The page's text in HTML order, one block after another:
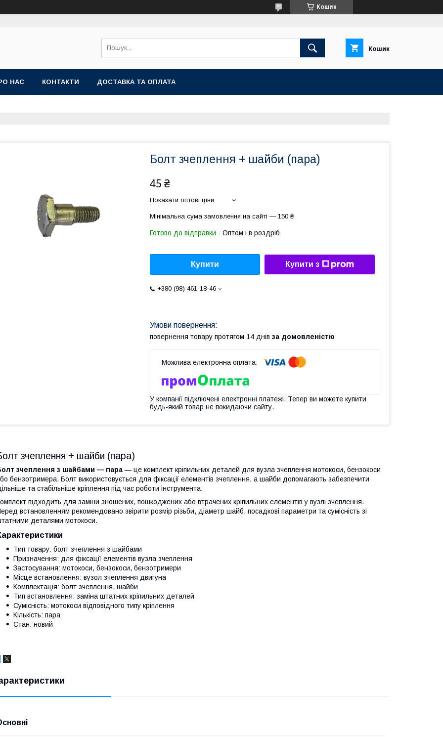
Кошик
Кошик
НАС КОНТАКТИ ДОСТАВКА ТА ОПЛАТА
Болт зчеплення + шайби (пара)
45 ₴
Показати оптові ціни
Мінімальна сума замовлення на сайті — 150 ₴
Готово до відправки Оптом і в роздріб
Купити Купити з
+380 (98) 461-18-46
повернення товару протягом 14 днів за домовленістю
У компанії підключені електронні платежі. Тепер ви можете купити
будь-який товар не покидаючи сайту.
зчеплення + шайби (пара)
зчеплення з шайбами — пара — це комплект кріпильних деталей для вузла зчеплення мотокоси, бензокоси
бензотримера. Болт використовується для фіксації елементів зчеплення, а шайби допомагають забезпечити
та стабільніше кріплення під час роботи інструмента.
підходить для заміни зношених, пошкоджених або втрачених кріпильних елементів у вузлі зчеплення.
встановленням рекомендовано звірити розмір різьби, діаметр шайб, посадкові параметри та сумісність зі
деталями мотокоси.
Тип товару: болт зчеплення з шайбами
Призначення: для фіксації елементів вузла зчеплення
Застосування: мотокоси, бензокоси, бензотримери
Місце встановлення: вузол зчеплення двигуна
Комплектація: болт зчеплення, шайби
Тип встановлення: заміна штатних кріпильних деталей
Сумісність: мотокоси відповідного типу кріплення
Кількість: пара
Стан: новий